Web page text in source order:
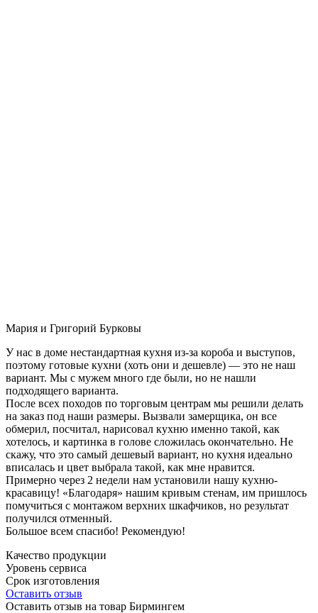
Мария и Григорий Бурковы
У нас в доме нестандартная кухня из-за короба и выступов,
поэтому готовые кухни (хоть они и дешевле) — это не наш
вариант. Мы с мужем много где были, но не нашли
подходящего варианта.
После всех походов по торговым центрам мы решили делать
на заказ под наши размеры. Вызвали замерщика, он все
обмерил, посчитал, нарисовал кухню именно такой, как
хотелось, и картинка в голове сложилась окончательно. Не
скажу, что это самый дешевый вариант, но кухня идеально
вписалась и цвет выбрала такой, как мне нравится.
Примерно через 2 недели нам установили нашу кухню-
красавицу! «Благодаря» нашим кривым стенам, им пришлось
помучиться с монтажом верхних шкафчиков, но результат
получился отменный.
Большое всем спасибо! Рекомендую!
Качество продукции
Уровень сервиса
Срок изготовления
Оставить отзыв
Оставить отзыв на товар Бирмингем